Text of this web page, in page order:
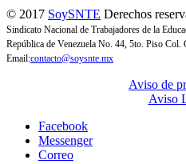
© 2017 SoySNTE Derechos
Sindicato Nacional de Trabajadores de la
República de Venezuela No. 44, 5to. Piso
Email:contacto@soysnte.mx
Aviso de
Aviso
Facebook
Messenger
Correo